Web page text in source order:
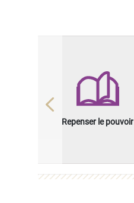
Repenser le pouvoir
Previous